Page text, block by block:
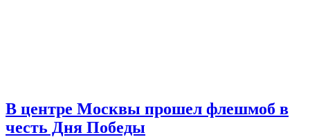
В центре Москвы прошел флешмоб в
честь Дня Победы